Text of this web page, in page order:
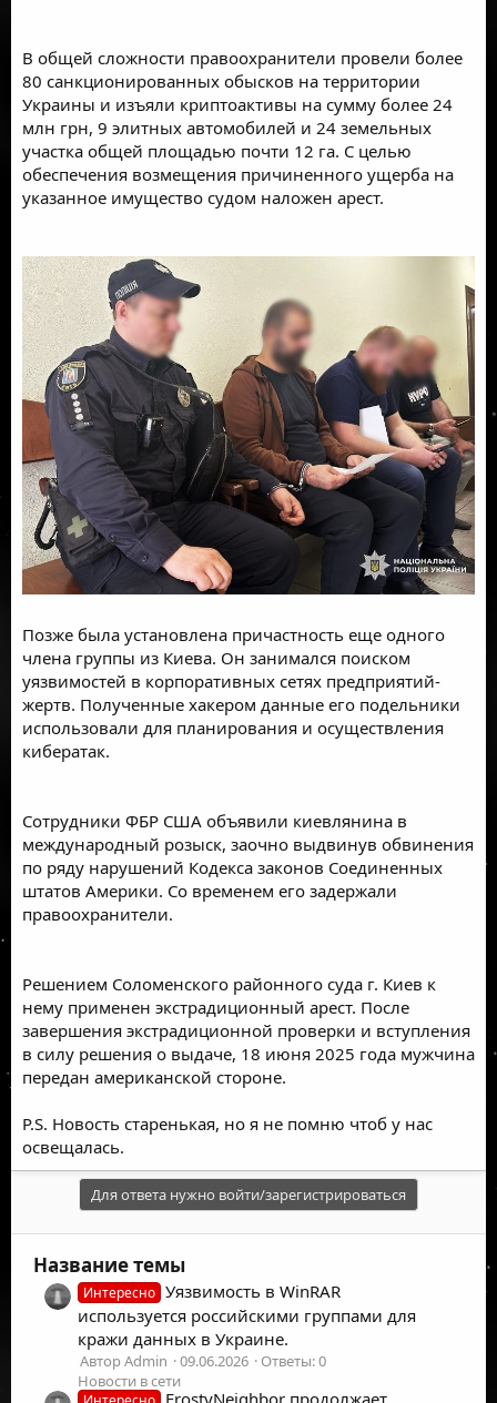
В общей сложности правоохранители провели более
80 санкционированных обысков на территории
Украины и изъяли криптоактивы на сумму более 24
млн грн, 9 элитных автомобилей и 24 земельных
участка общей площадью почти 12 га. С целью
обеспечения возмещения причиненного ущерба на
указанное имущество судом наложен арест.
Позже была установлена причастность еще одного
члена группы из Киева. Он занимался поиском
уязвимостей в корпоративных сетях предприятий-
жертв. Полученные хакером данные его подельники
использовали для планирования и осуществления
кибератак.
Сотрудники ФБР США объявили киевлянина в
международный розыск, заочно выдвинув обвинения
по ряду нарушений Кодекса законов Соединенных
штатов Америки. Со временем его задержали
правоохранители.
Решением Соломенского районного суда г. Киев к
нему применен экстрадиционный арест. После
завершения экстрадиционной проверки и вступления
в силу решения о выдаче, 18 июня 2025 года мужчина
передан американской стороне.
P.S. Новость старенькая, но я не помню чтоб у нас
освещалась.
Для ответа нужно войти/зарегистрироваться
Название темы
Интересно Уязвимость в WinRAR
используется российскими группами для
кражи данных в Украине.
Автор Admin 09.06.2026
Ответы: 0
Новости в сети